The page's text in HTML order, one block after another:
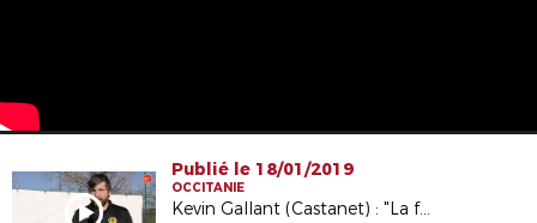
Publié le 18/01/2019
OCCITANIE
Kevin Gallant (Castanet) : "La formation est enrichissante"